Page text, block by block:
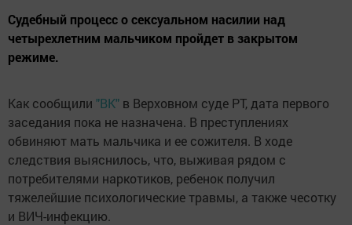
Судебный процесс о сексуальном насилии над
четырехлетним мальчиком пройдет в закрытом
режиме.
Как сообщили "ВК" в Верховном суде РТ, дата первого
заседания пока не назначена. В преступлениях
обвиняют мать мальчика и ее сожителя. В ходе
следствия выяснилось, что, выживая рядом с
потребителями наркотиков, ребенок получил
тяжелейшие психологические травмы, а также чесотку
и ВИЧ-инфекцию.